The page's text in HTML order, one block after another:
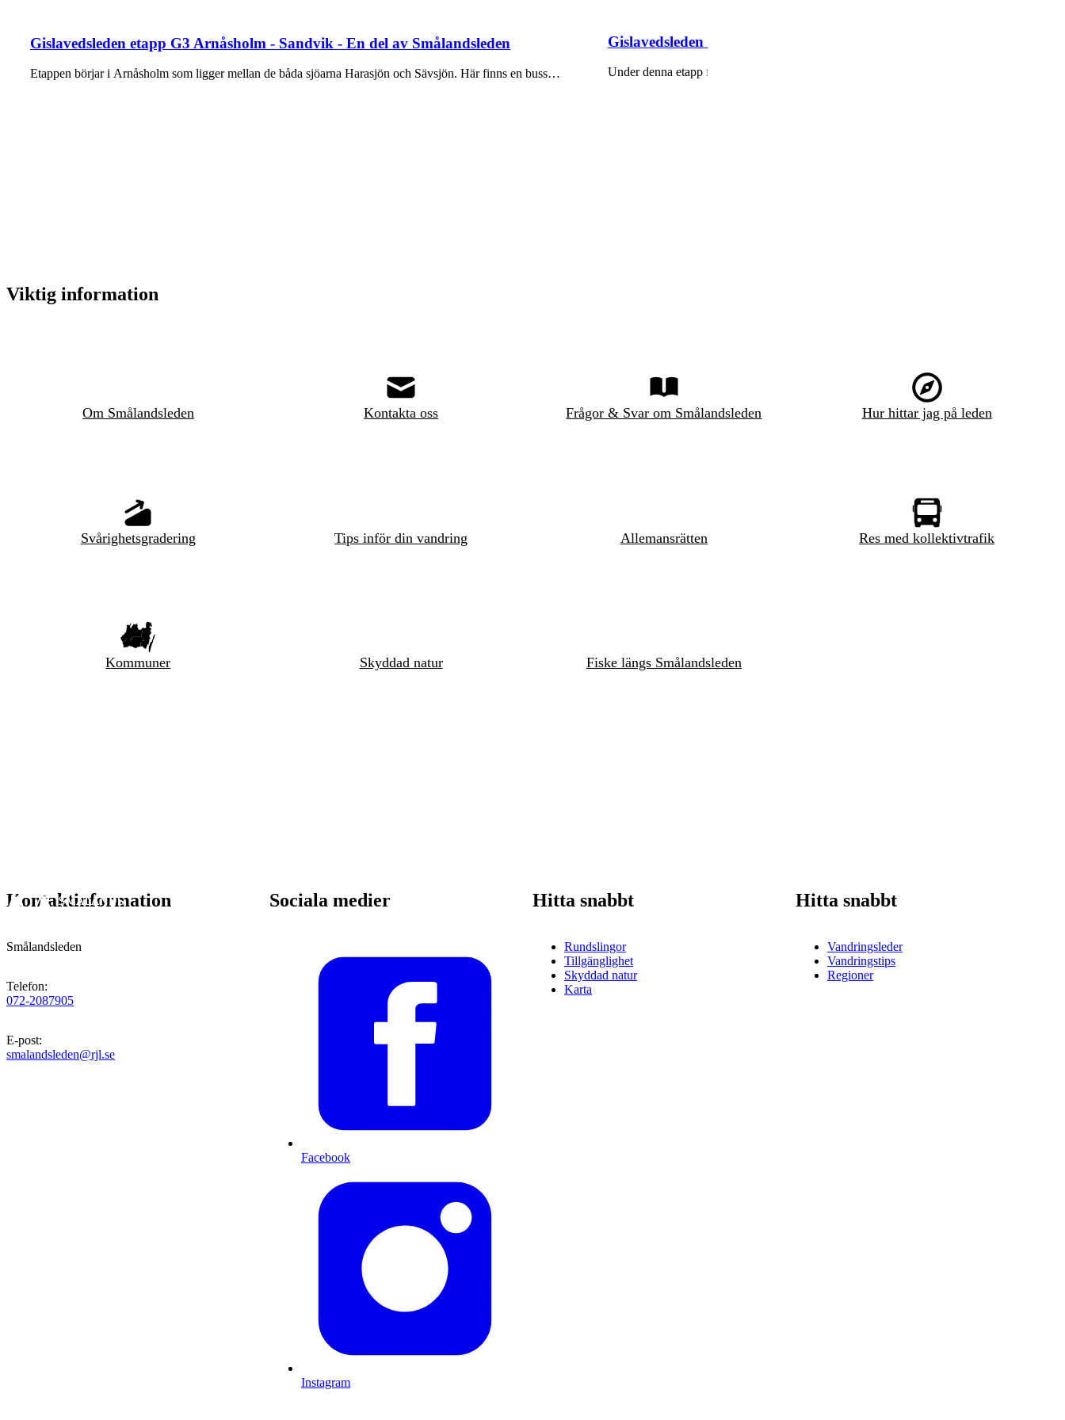
Gislavedsleden etapp G3 Arnåsholm - Sandvik - En del av Smålandsleden
Etappen börjar i Arnåsholm som ligger mellan de båda sjöarna Harasjön och Sävsjön. Här finns en buss…
Gislavedsleden etapp G4 Sandvik - Fegen - En del av Smålandsleden
Under denna etapp fortsätter du din vandring genom Fegens fantastiska naturreservat. Du
Viktig information
Om Smålandsleden Kontakta oss Frågor & Svar om Smålandsleden Hur hittar jag på leden
Svårighetsgradering Tips inför din vandring Allemansrätten Res med kollektivtrafik
Kommuner Skyddad natur Fiske längs Smålandsleden
Kontaktinformation
Smålandsleden
Telefon:
072-2087905
E-post:
smalandsleden@rjl.se
Sociala medier
Facebook
Instagram
Hitta snabbt
Rundslingor
Tillgänglighet
Skyddad natur
Karta
Hitta snabbt
Vandringsleder
Vandringstips
Regioner